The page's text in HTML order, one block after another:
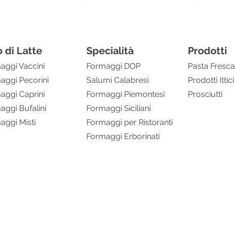
di Latte
Vaccini
Pecorini
Caprini
Bufalini
Misti
Specialità
Formaggi DOP
Salumi Calabresi
Formaggi Piemontesi
Prodotti
Pasta Fresca
Prodotti Ittici
Prosciutti
Formaggi Siciliani
Formaggi per Ristoranti
Formaggi Erborinati